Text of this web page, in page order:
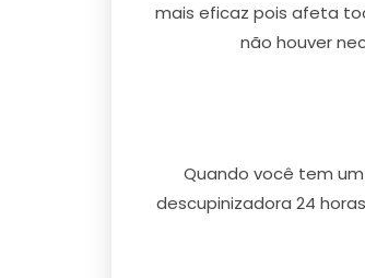
mais eficaz pois afeta
não houver
Quando você tem
descupinizadora 24